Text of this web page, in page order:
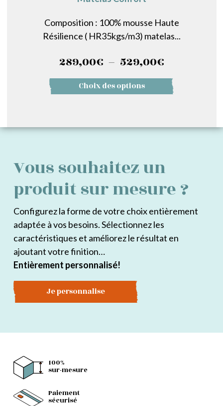
Composition : 100% mousse Haute
Résilience ( HR35kgs/m3) matelas...
289,00€ – 529,00€Plage
de
prix :
à
Choix des options
plusieurs
être
Vous souhaitez un
produit sur mesure ?
Configurez la forme de votre choix entièrement
adaptée à vos besoins. Sélectionnez les
caractéristiques et améliorez le résultat en
ajoutant votre finition…
Entièrement personnalisé!
Je personnalise
100%
sur-mesure
Paiement
sécurisé